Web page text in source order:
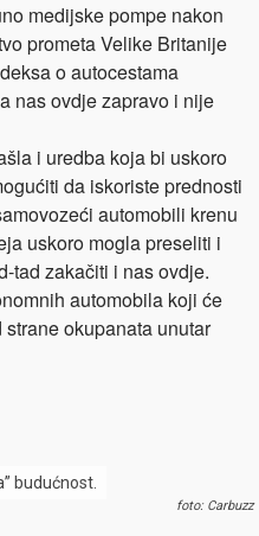
medijske pompe nakon
prometa Velike Britanije
o autocestama
nas ovdje zapravo i nije
i uredba koja bi uskoro
da iskoriste prednosti
automobili krenu
uskoro mogla preseliti i
tad zakačiti i nas ovdje.
automobila koji će
okupanata unutar
budućnost.
foto: Carbuzz